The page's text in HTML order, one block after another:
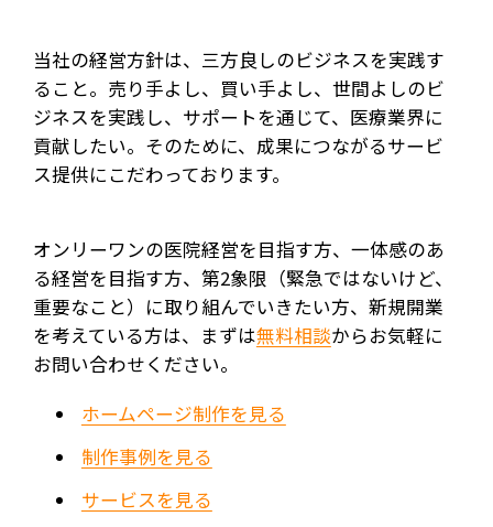
当社の経営方針は、三方良しのビジネスを実践す
ること。売り手よし、買い手よし、世間よしのビ
ジネスを実践し、サポートを通じて、医療業界に
貢献したい。そのために、成果につながるサービ
ス提供にこだわっております。
オンリーワンの医院経営を目指す方、一体感のあ
る経営を目指す方、第2象限（緊急ではないけど、
重要なこと）に取り組んでいきたい方、新規開業
を考えている方は、まずは無料相談からお気軽に
お問い合わせください。
ホームページ制作を見る
制作事例を見る
サービスを見る